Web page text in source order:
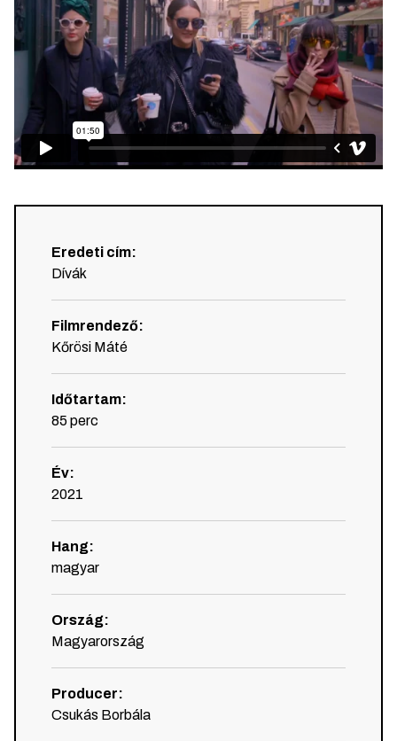
Eredeti cím:
Dívák
Filmrendező:
Kőrösi Máté
Időtartam:
85 perc
Év:
2021
Hang:
magyar
Ország:
Magyarország
Producer:
Csukás Borbála